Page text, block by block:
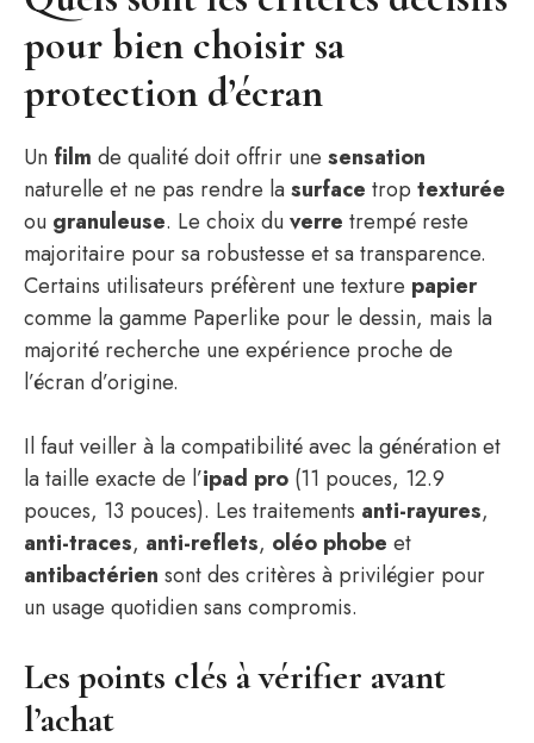
pour bien choisir sa
protection d’écran
Un film de qualité doit offrir une sensation
naturelle et ne pas rendre lasurface trop texturée
ou granuleuse. Le choix duverre trempé reste
majoritaire pour sa robustesse et sa transparence.
Certains utilisateurs préfèrent une texture papier
comme la gamme Paperlike pour le dessin, mais la
majorité recherche une expérience proche de
l’écran d’origine.
Il faut veiller à la compatibilité avec la génération et
la taille exacte de l’ipad pro (11 pouces, 12.9
pouces, 13 pouces). Les traitements anti-rayures,
anti-traces, anti-reflets, oléo phobe et
antibactérien sont des critères à privilégier pour
un usage quotidien sans compromis.
Les points clés à vérifier avant
l’achat